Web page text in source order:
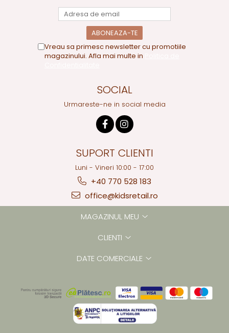
Vreau sa primesc newsletter cu promotiile
magazinului. Afla mai multe in
SOCIAL
Urmareste-ne in social media
SUPORT CLIENTI
Luni - Vineri 10:00 - 17:00
+40 770 528 183
office@kidsretail.ro
MAGAZINUL MEU
CLIENTI
DATE COMERCIALE